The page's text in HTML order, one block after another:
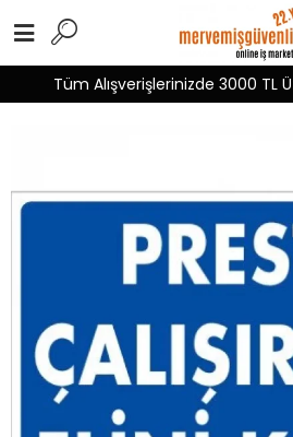
Tüm Alışverişlerinizde 3000 TL